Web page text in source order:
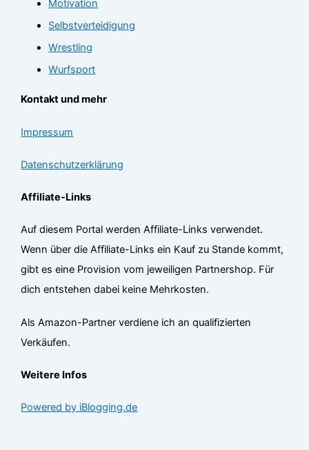
Motivation
Selbstverteidigung
Wrestling
Wurfsport
Kontakt und mehr
Impressum
Datenschutzerklärung
Affiliate-Links
Auf diesem Portal werden Affiliate-Links verwendet.
Wenn über die Affiliate-Links ein Kauf zu Stande kommt,
gibt es eine Provision vom jeweiligen Partnershop. Für
dich entstehen dabei keine Mehrkosten.
Als Amazon-Partner verdiene ich an qualifizierten
Verkäufen.
Weitere Infos
Powered by iBlogging.de